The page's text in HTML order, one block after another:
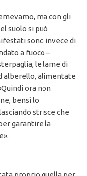
ma con gli
suolo si può
sono invece di
a fuoco –
le lame di
alberello, alimentate
ora non
bensì lo
strisce che
garantire la